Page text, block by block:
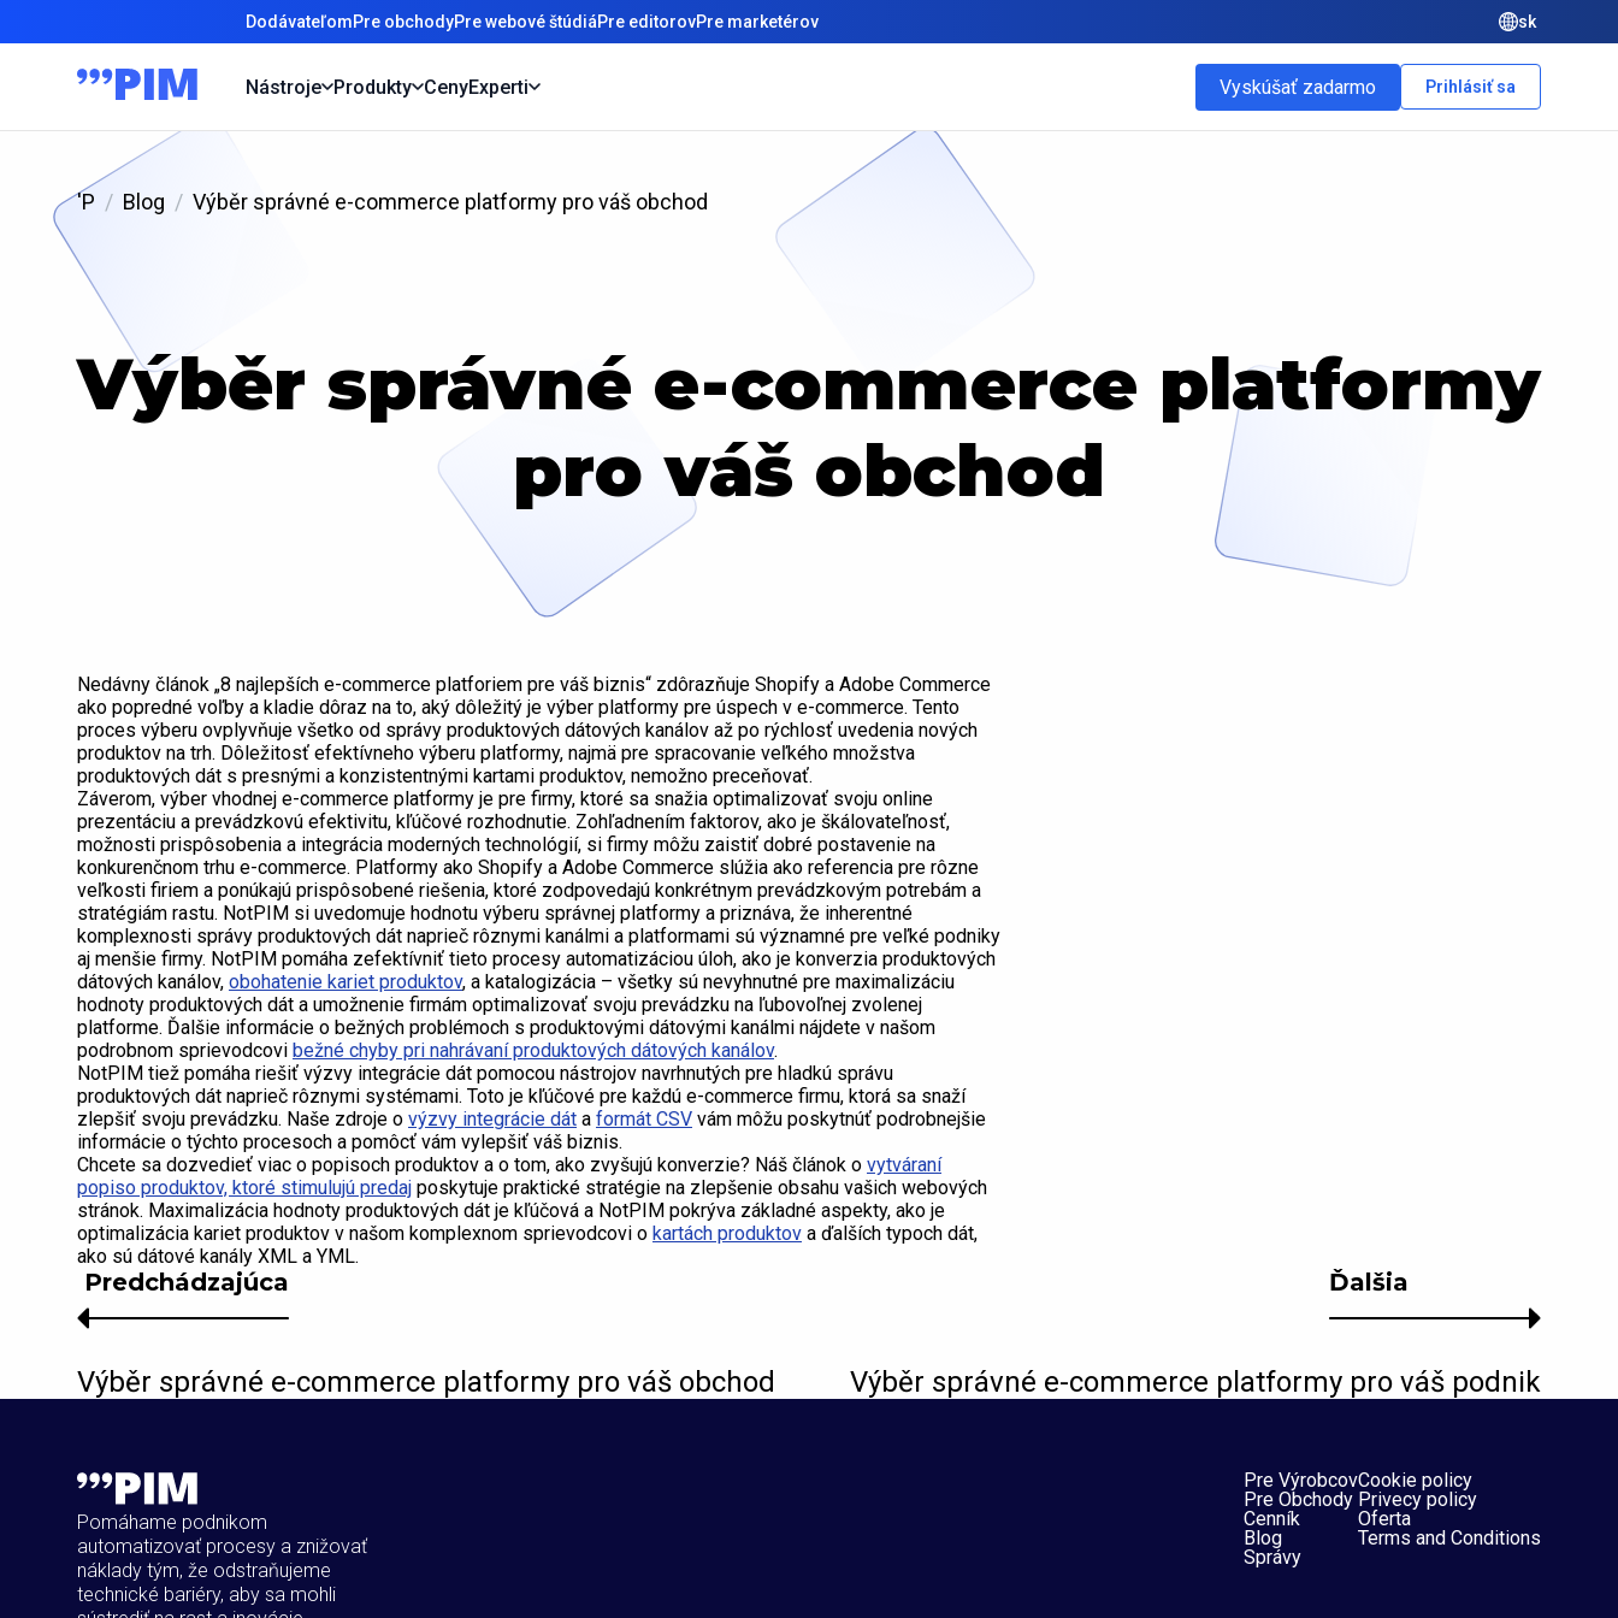
DodávateľomPre obchodyPre webové štúdiáPre editorovPre marketérov sk
Nástroje Produkty CenyExperti Vyskúšať zadarmo Prihlásiť sa
'P Blog Výběr správné e-commerce platformy pro váš obchod
Výběr správné e-commerce platformy
pro váš obchod
Nedávny článok „8 najlepších e-commerce platforiem pre váš biznis“ zdôrazňuje Shopify a Adobe Commerce
ako popredné voľby a kladie dôraz na to, aký dôležitý je výber platformy pre úspech v e-commerce. Tento
proces výberu ovplyvňuje všetko od správy produktových dátových kanálov až po rýchlosť uvedenia nových
produktov na trh. Dôležitosť efektívneho výberu platformy, najmä pre spracovanie veľkého množstva
produktových dát s presnými a konzistentnými kartami produktov, nemožno preceňovať.
Záverom, výber vhodnej e-commerce platformy je pre firmy, ktoré sa snažia optimalizovať svoju online
prezentáciu a prevádzkovú efektivitu, kľúčové rozhodnutie. Zohľadnením faktorov, ako je škálovateľnosť,
možnosti prispôsobenia a integrácia moderných technológií, si firmy môžu zaistiť dobré postavenie na
konkurenčnom trhu e-commerce. Platformy ako Shopify a Adobe Commerce slúžia ako referencia pre rôzne
veľkosti firiem a ponúkajú prispôsobené riešenia, ktoré zodpovedajú konkrétnym prevádzkovým potrebám a
stratégiám rastu. NotPIM si uvedomuje hodnotu výberu správnej platformy a priznáva, že inherentné
komplexnosti správy produktových dát naprieč rôznymi kanálmi a platformami sú významné pre veľké podniky
aj menšie firmy. NotPIM pomáha zefektívniť tieto procesy automatizáciou úloh, ako je konverzia produktových
dátových kanálov, obohatenie kariet produktov, a katalogizácia – všetky sú nevyhnutné pre maximalizáciu
hodnoty produktových dát a umožnenie firmám optimalizovať svoju prevádzku na ľubovoľnej zvolenej
platforme. Ďalšie informácie o bežných problémoch s produktovými dátovými kanálmi nájdete v našom
podrobnom sprievodcovi bežné chyby pri nahrávaní produktových dátových kanálov.
NotPIM tiež pomáha riešiť výzvy integrácie dát pomocou nástrojov navrhnutých pre hladkú správu
produktových dát naprieč rôznymi systémami. Toto je kľúčové pre každú e-commerce firmu, ktorá sa snaží
zlepšiť svoju prevádzku. Naše zdroje o výzvy integrácie dát a formát CSV vám môžu poskytnúť podrobnejšie
informácie o týchto procesoch a pomôcť vám vylepšiť váš biznis.
Chcete sa dozvedieť viac o popisoch produktov a o tom, ako zvyšujú konverzie? Náš článok o vytváraní
popiso produktov, ktoré stimulujú predaj poskytuje praktické stratégie na zlepšenie obsahu vašich webových
stránok. Maximalizácia hodnoty produktových dát je kľúčová a NotPIM pokrýva základné aspekty, ako je
optimalizácia kariet produktov v našom komplexnom sprievodcovi o kartách produktov a ďalších typoch dát,
ako sú dátové kanály XML a YML.
Ďalšia
Výběr správné e-commerce platformy pro váš podnik
Predchádzajúca
Výběr správné e-commerce platformy pro váš obchod
Pomáhame podnikom
automatizovať procesy a znižovať
náklady tým, že odstraňujeme
technické bariéry, aby sa mohli
Pre Výrobcov
Pre Obchody
Cenník
Blog
Správy
Cookie policy
Privecy policy
Oferta
Terms and Conditions